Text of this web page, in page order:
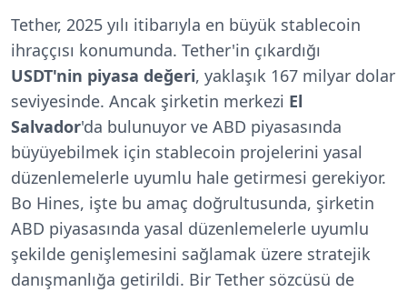
Tether, 2025 yılı itibarıyla en büyük stablecoin
ihraççısı konumunda. Tether'in çıkardığı
USDT'nin piyasa değeri, yaklaşık 167 milyar dolar
seviyesinde. Ancak şirketin merkezi El
Salvador'da bulunuyor ve ABD piyasasında
büyüyebilmek için stablecoin projelerini yasal
düzenlemelerle uyumlu hale getirmesi gerekiyor.
Bo Hines, işte bu amaç doğrultusunda, şirketin
ABD piyasasında yasal düzenlemelerle uyumlu
şekilde genişlemesini sağlamak üzere stratejik
danışmanlığa getirildi. Bir Tether sözcüsü de